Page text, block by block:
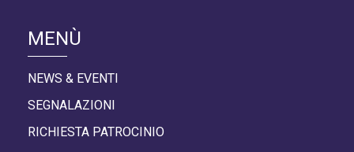
MENÙ
NEWS & EVENTI
SEGNALAZIONI
RICHIESTA PATROCINIO